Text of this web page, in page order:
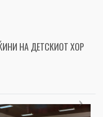
НА ДЕТСКИОТ ХОР